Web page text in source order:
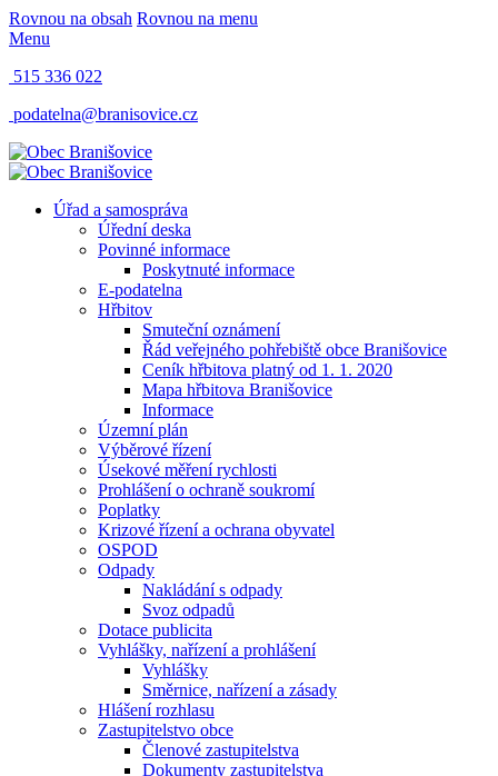
Rovnou na obsah Rovnou na menu
Menu
515 336 022
podatelna@branisovice.cz
Úřad a samospráva
Úřední deska
Povinné informace
Poskytnuté informace
E-podatelna
Hřbitov
Smuteční oznámení
Řád veřejného pohřebiště obce Branišovice
Ceník hřbitova platný od 1. 1. 2020
Mapa hřbitova Branišovice
Informace
Územní plán
Výběrové řízení
Úsekové měření rychlosti
Prohlášení o ochraně soukromí
Poplatky
Krizové řízení a ochrana obyvatel
OSPOD
Odpady
Nakládání s odpady
Svoz odpadů
Dotace publicita
Vyhlášky, nařízení a prohlášení
Vyhlášky
Směrnice, nařízení a zásady
Hlášení rozhlasu
Zastupitelstvo obce
Členové zastupitelstva
Dokumenty zastupitelstva